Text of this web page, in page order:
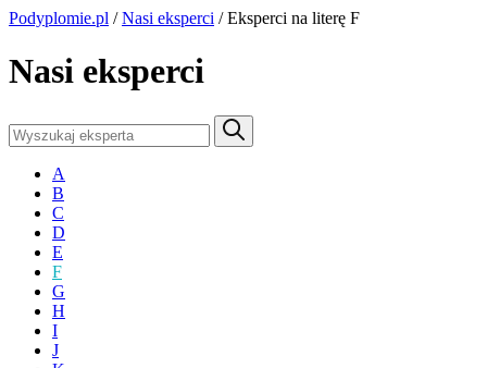
Podyplomie.pl /Nasi eksperci / Eksperci na literę F
Nasi eksperci
A
B
C
D
E
F
G
H
I
J